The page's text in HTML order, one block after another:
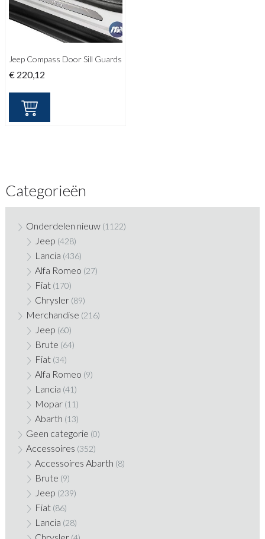
Jeep Compass Door Sill Guards
€ 220,12
Categorieën
Onderdelen nieuw (1122)
Jeep (428)
Lancia (436)
Alfa Romeo (27)
Fiat (170)
Chrysler (89)
Merchandise (216)
Jeep (60)
Brute (64)
Fiat (34)
Alfa Romeo (9)
Lancia (41)
Mopar (11)
Abarth (13)
Geen categorie (0)
Accessoires (352)
Accessoires Abarth (8)
Brute (9)
Jeep (239)
Fiat (86)
Lancia (28)